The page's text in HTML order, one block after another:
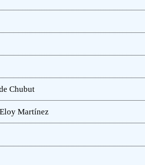
Chubut
Martínez